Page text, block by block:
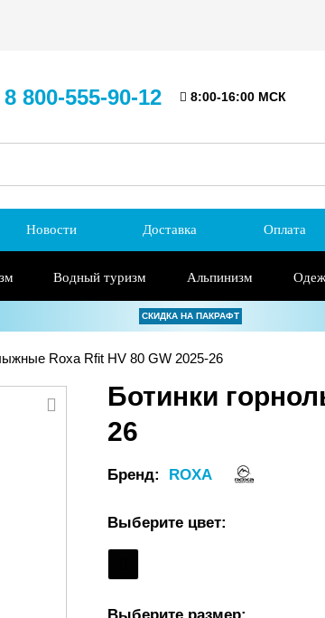
8 800-555-90-12 8:00-16:00 МСК
Новости Доставка Оплата
Водный туризм Альпинизм
СКИДКА НА ПАКРАФТ
Roxa Rfit HV 80 GW 2025-26
Ботинки
26
Бренд: ROXA
Выберите цвет: